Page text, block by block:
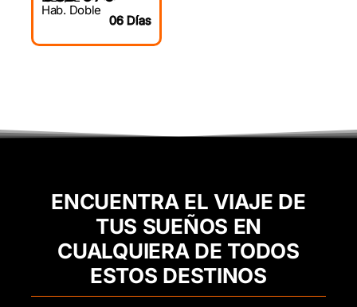
Hab. Doble
06 Días
ENCUENTRA EL VIAJE DE
TUS SUEÑOS EN
CUALQUIERA DE TODOS
ESTOS DESTINOS